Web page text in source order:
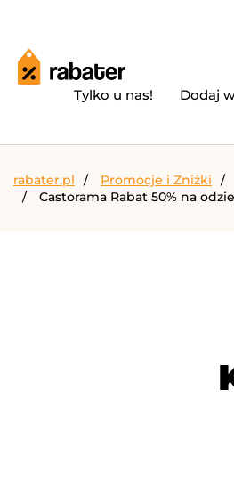
Tylko u nas! Dodaj
rabater.pl Promocje i Zniżki
Castorama Rabat 50% na